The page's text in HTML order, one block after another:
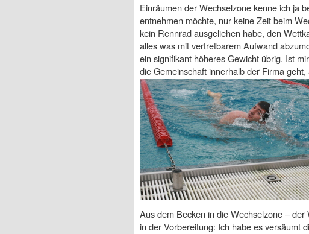
Einräumen der Wechselzone kenne ich ja
entnehmen möchte, nur keine Zeit beim
kein Rennrad ausgeliehen habe, den
alles was mit vertretbarem Aufwand
ein signifikant höheres Gewicht übrig. Ist
die Gemeinschaft innerhalb der Firma
Aus dem Becken in die Wechselzone –
in der Vorbereitung: Ich habe es versäumt